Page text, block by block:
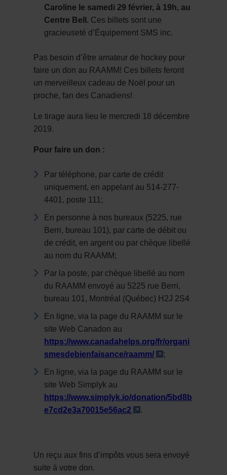
Caroline le samedi 29 février, à 19h, au
Centre Bell. Ces billets sont une
gracieuseté d’Équipement SMS inc.
Pas besoin d’être amateur de hockey pour
faire un don au RAAMM! Ces billets feront
un merveilleux cadeau de Noël pour un
proche, fan des Canadiens!
Le tirage aura lieu le mercredi 18 décembre
2019.
Pour faire un don :
Par téléphone, par carte de crédit
uniquement, en appelant au 514-277-
4401, poste 111;
En personne à nos bureaux (5225, rue
Berri, bureau 101), par carte de débit ou
de crédit, en argent ou par chèque libellé
au nom du RAAMM;
Par la poste, par chèque libellé au nom
du RAAMM envoyé au 5225 rue Berri,
bureau 101, Montréal (Québec) H2J 2S4
En ligne, via la page du RAAMM sur le
site Web Canadon au
https://www.canadahelps.org/fr/organi
smesdebienfaisance/raamm/
- Cet hyperlien
;
En ligne, via la page du RAAMM sur le
site Web Simplyk au
https://www.simplyk.io/donation/5bd8b
e7cd2e3a70015e56ac2
- Cet hyperlien
.
Un reçu aux fins d’impôts vous sera envoyé
suite à votre don.